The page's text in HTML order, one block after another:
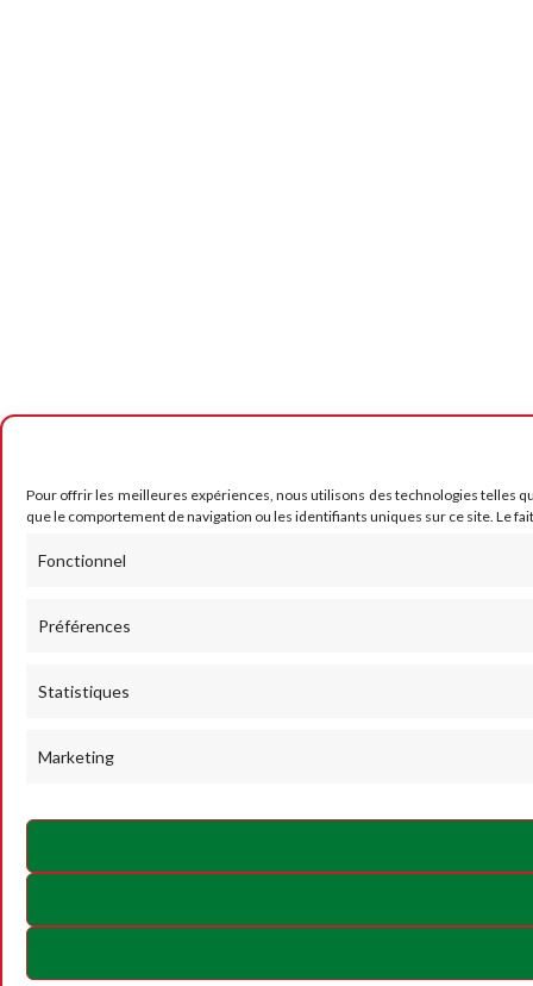
Pour offrir les meilleures expériences, nous utilisons des technologies telles
que le comportement de navigation ou les identifiants uniques sur ce site. Le
Fonctionnel
Préférences
Statistiques
Marketing